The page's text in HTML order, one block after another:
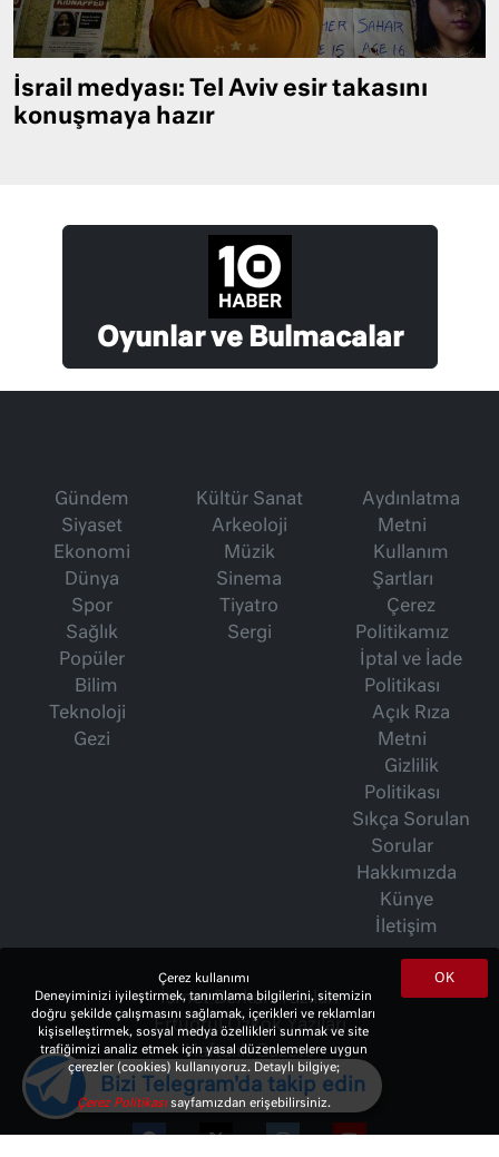
İsrail medyası: Tel Aviv esir takasını
konuşmaya hazır
Oyunlar ve Bulmacalar
Gündem
Siyaset
Ekonomi
Dünya
Spor
Sağlık
Popüler
Bilim
Teknoloji
Gezi
Kültür Sanat
Arkeoloji
Müzik
Sinema
Tiyatro
Sergi
Aydınlatma
Metni
Kullanım
Şartları
Çerez
Politikamız
İptal ve İade
Politikası
Açık Rıza
Metni
Gizlilik
Politikası
Sıkça Sorulan
Sorular
Hakkımızda
Künye
İletişim
İsmet Berkan Yazıları
Ertuğrul Özkök Yazıları
Haftalık Gazete
OK
Çerez kullanımı
Deneyiminizi iyileştirmek, tanımlama bilgilerini, sitemizin
doğru şekilde çalışmasını sağlamak, içerikleri ve reklamları
kişiselleştirmek, sosyal medya özellikleri sunmak ve site
trafiğimizi analiz etmek için yasal düzenlemelere uygun
çerezler (cookies) kullanıyoruz. Detaylı bilgiye;
Çerez Politikasısayfamızdan erişebilirsiniz.
Bizi Telegram'da takip edin